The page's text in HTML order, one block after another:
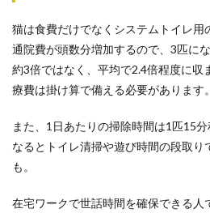
猫は食費だけでなくシステムトイレ用
通院費が頭数分増加するので、3匹に
約3倍ではなく、平均で2.4倍程度に収
療費は掛け算で備える必要があります。
また、1日あたりの掃除時間は1匹15
なるとトイレ清掃や遊び時間の段取り
も。
在宅ワークで世話時間を確保できる人